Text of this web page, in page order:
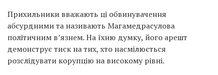
Прихильники вважають ці обвинувачення
абсурдними та називають Магамедрасулова
політичним в’язнем. На їхню думку, його арешт
демонструє тиск на тих, хто насмілюється
розслідувати корупцію на високому рівні.